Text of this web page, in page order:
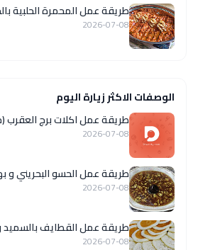
طريقة عمل المحمرة الحلبية
2026-07-08
الوصفات الاكثر زيارة اليوم
طريقة عمل اكلات برج العقرب
2026-07-08
طريقة عمل الحسو البحريني و
2026-07-08
طريقة عمل القطايف بالسميد
2026-07-08